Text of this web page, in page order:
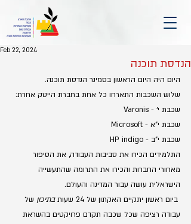
הנדסת תוכנה
Feb 22, 2024
היום היה היום הראשון בסמינר הנדסת תוכנה.
שלוש השכבות התארחו כל אחת בחברת הייטק אחרת:
שכבת י׳ - Varonis
שכבת י"א - Microsoft
שכבת י"ב - HP indigo
התלמידים הכירו את סביבות העבודה, את הסיפור
מאחורי החברות והכירו את התרומה שהתעשייה
הישראלית עושה עבור המדינה והעולם.
ביום ראשון יתקיים האקתון של 24 שעות
בתיכון של
עבודה רציפה שכל שכבה תקדם פרויקטים בהשראת